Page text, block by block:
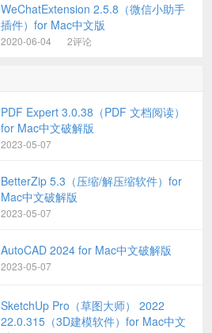
WeChatExtension 2.5.8（微信小助手
插件）for Mac中文版
2020-06-04 2评论
PDF Expert 3.0.38（PDF 文档阅读）
for Mac中文破解版
2023-05-07
BetterZip 5.3（压缩/解压缩软件）for
Mac中文破解版
2023-05-07
AutoCAD 2024 for Mac中文破解版
2023-05-07
SketchUp Pro（草图大师） 2022
22.0.315（3D建模软件）for Mac中文